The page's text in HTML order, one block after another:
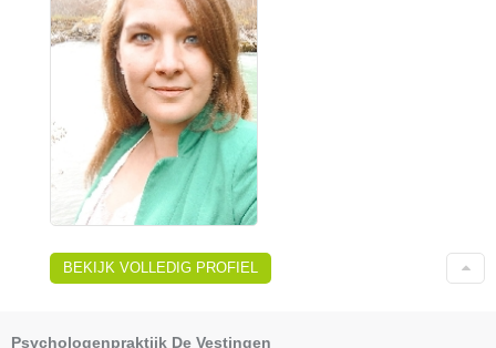
BEKIJK VOLLEDIG PROFIEL
Psychologenpraktijk De Vestingen